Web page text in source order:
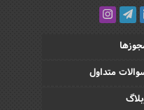
متداول